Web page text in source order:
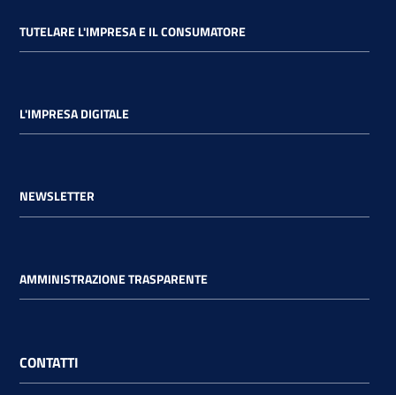
TUTELARE L'IMPRESA E IL CONSUMATORE
L'IMPRESA DIGITALE
NEWSLETTER
AMMINISTRAZIONE TRASPARENTE
CONTATTI